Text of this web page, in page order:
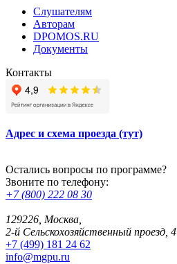
Слушателям
Авторам
DPOMOS.RU
Документы
Контакты
Адрес и схема проезда (тут)
Остались вопросы по программе?
Звоните по телефону:
+7 (800) 222 08 30
129226, Москва,
2-й Сельскохозяйственный проезд, 4
+7 (499) 181 24 62
info@mgpu.ru